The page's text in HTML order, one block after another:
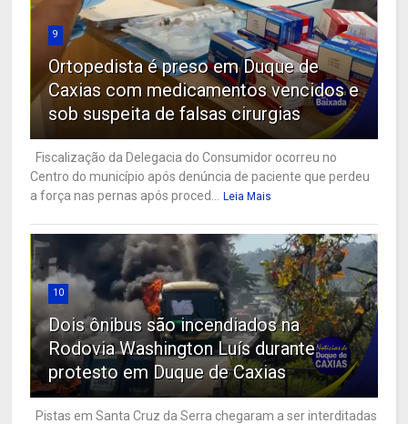
9
Ortopedista é preso em Duque de
Caxias com medicamentos vencidos e
sob suspeita de falsas cirurgias
Fiscalização da Delegacia do Consumidor ocorreu no
Centro do município após denúncia de paciente que perdeu
a força nas pernas após proced...
Leia Mais
10
Dois ônibus são incendiados na
Rodovia Washington Luís durante
protesto em Duque de Caxias
Pistas em Santa Cruz da Serra chegaram a ser interditadas